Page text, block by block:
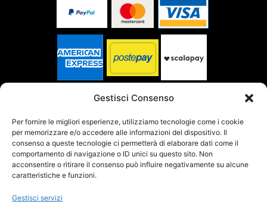
Gestisci Consenso
Per fornire le migliori esperienze, utilizziamo tecnologie come i cookie
per memorizzare e/o accedere alle informazioni del dispositivo. Il
consenso a queste tecnologie ci permetterà di elaborare dati come il
comportamento di navigazione o ID unici su questo sito. Non
acconsentire o ritirare il consenso può influire negativamente su alcune
caratteristiche e funzioni.
Gestisci servizi
SITO CERTIFICATO